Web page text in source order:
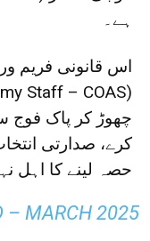
ہے۔
اس قانونی فریم
چھوڑ کر پاک فوج
حصہ لینے کا اہل
– MARCH 2025